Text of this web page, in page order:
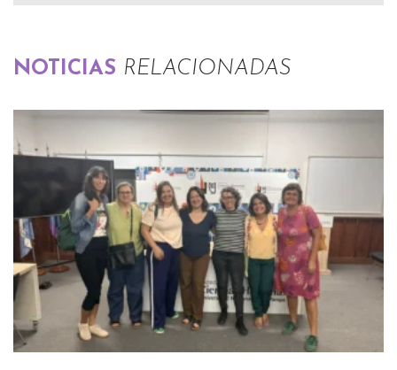
NOTICIAS RELACIONADAS